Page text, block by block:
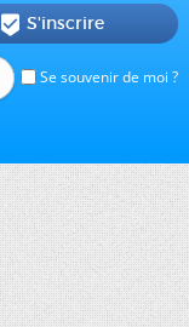
Se souvenir de moi ?
 S'inscrire